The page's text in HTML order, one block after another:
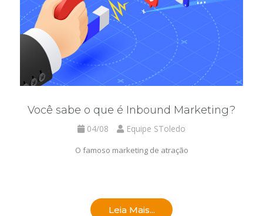
Você sabe o que é Inbound Marketing?
04/08 Equipe SToledo
O famoso marketing de atração
Leia Mais...